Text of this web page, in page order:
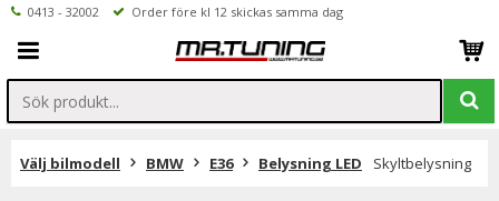
0413 - 32002 Order före kl 12 skickas samma dag
Välj bilmodell BMW E36 Belysning LED Skyltbelysning